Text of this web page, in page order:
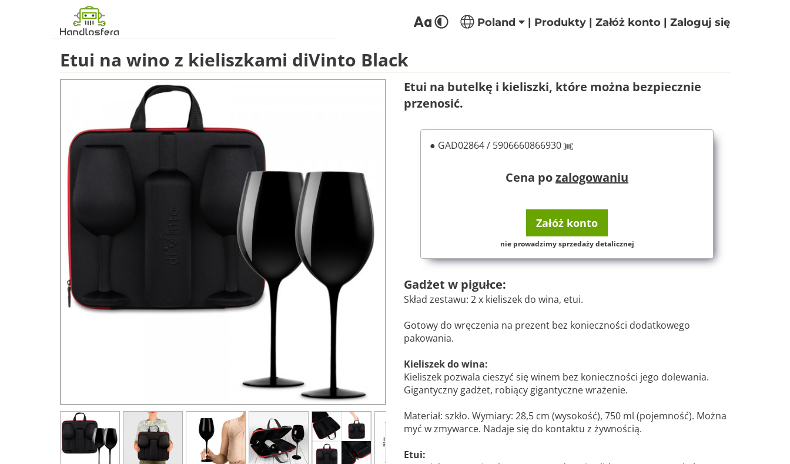
Poland | Produkty | Załóż konto | Zaloguj się
Etui na wino z kieliszkami diVinto Black
Etui na butelkę i kieliszki, które można bezpiecznie
przenosić.
● GAD02864 / 5906660866930
Cena pozalogowaniu
Załóż konto
nie prowadzimy sprzedaży detalicznej
Gadżet w pigułce:
Skład zestawu: 2 x kieliszek do wina, etui.
Gotowy do wręczenia na prezent bez konieczności dodatkowego
pakowania.
Kieliszek do wina:
Kieliszek pozwala cieszyć się winem bez konieczności jego dolewania.
Gigantyczny gadżet, robiący gigantyczne wrażenie.
Materiał: szkło. Wymiary: 28,5 cm (wysokość), 750 ml (pojemność). Można
myć w zmywarce. Nadaje się do kontaktu z żywnością.
Etui: